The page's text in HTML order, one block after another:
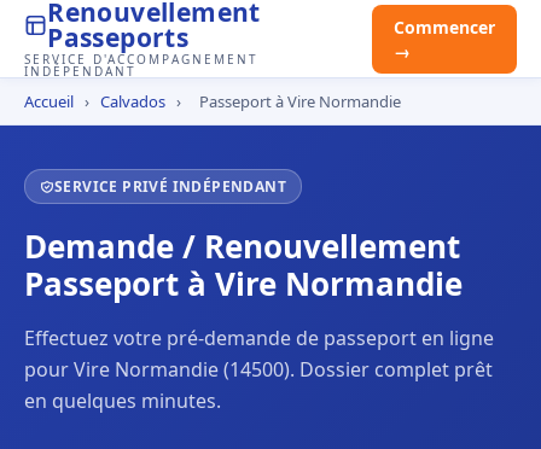
Renouvellement
Passeports
SERVICE D'ACCOMPAGNEMENT
INDÉPENDANT
Commencer
→
Accueil › Calvados › Passeport à Vire Normandie
SERVICE PRIVÉ INDÉPENDANT
Demande / Renouvellement
Passeport à Vire Normandie
Effectuez votre pré-demande de passeport en ligne
pour Vire Normandie (14500). Dossier complet prêt
en quelques minutes.